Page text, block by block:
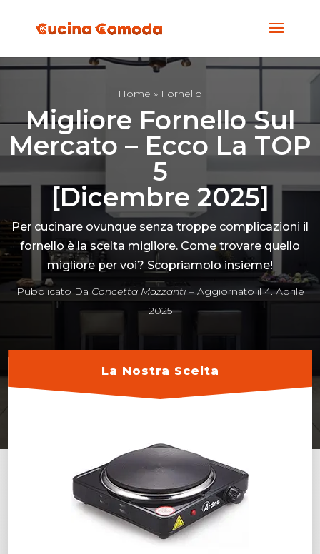
Home » Fornello
Migliore Fornello Sul
Mercato – Ecco La TOP
5
[Dicembre 2025]
Per cucinare ovunque senza troppe complicazioni il
fornello è la scelta migliore. Come trovare quello
migliore per voi? Scopriamolo insieme!
Pubblicato Da Concetta Mazzanti– Aggiornato il 4. Aprile
2025
La Nostra Scelta